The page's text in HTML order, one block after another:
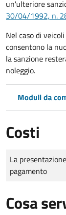
un'ulteriore
30/04/1992, n.
Nel caso di
consentono la
la sanzione
noleggio.
Moduli da
Costi
Tipo di pagamento
Importo
La
pagamento
Cosa